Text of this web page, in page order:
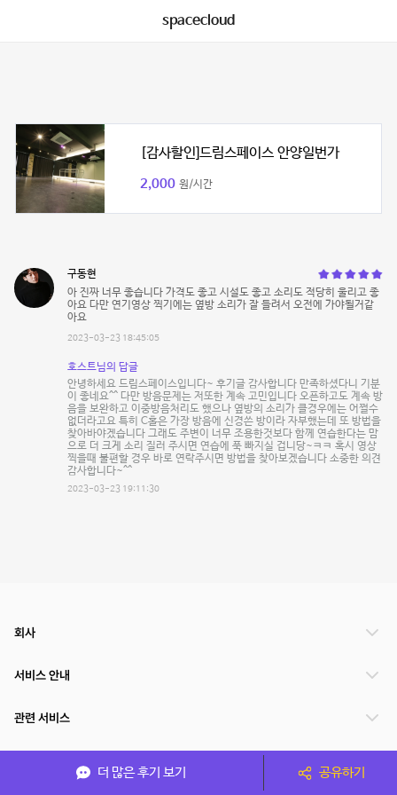
spacecloud
[감사할인]드림스페이스 안양일번가
2,000 원/시간
구동현
아 진짜 너무 좋습니다 가격도 좋고 시설도 좋고 소리도 적당히 울리고 좋
아요 다만 연기영상 찍기에는 옆방 소리가 잘 들려서 오전에 가야될거같
아요
2023-03-23 18:45:05
호스트님의 답글
안녕하세요 드림스페이스입니다~ 후기글 감사합니다 만족하셨다니 기분
이 좋네요^^ 다만 방음문제는 저또한 계속 고민입니다 오픈하고도 계속 방
음을 보완하고 이중방음처리도 했으나 옆방의 소리가 클경우에는 어쩔수
없더라고요 특히 C홀은 가장 방음에 신경쓴 방이라 자부했는데 또 방법을
찾아바야겠습니다 그래도 주변이 너무 조용한것보다 함께 연습한다는 맘
으로 더 크게 소리 질러 주시면 연습에 푹 빠지실 겁니당~ㅋㅋ 혹시 영상
찍을때 불편할 경우 바로 연락주시면 방법을 찾아보겠습니다 소중한 의견
감사합니다~^^
2023-03-23 19:11:30
더 많은 후기 보기 공유하기
회사
서비스 안내
관련 서비스